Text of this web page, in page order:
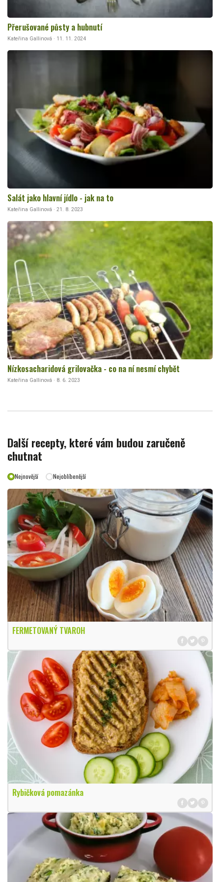
Přerušované půsty a hubnutí
Kateřina Gallinová · 11. 11. 2024
Salát jako hlavní jídlo - jak na to
Kateřina Gallinová · 21. 8. 2023
Nízkosacharidová grilovačka - co na ní nesmí chybět
Kateřina Gallinová · 8. 6. 2023
Další recepty, které vám budou zaručeně
chutnat
Nejnovější Nejoblíbenější
FERMETOVANÝ TVAROH
Rybičková pomazánka